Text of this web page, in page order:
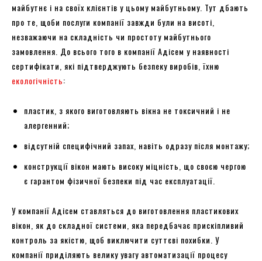
майбутнє і на своїх клієнтів у цьому майбутньому. Тут дбають
про те, щоби послуги компанії завжди були на висоті,
незважаючи на складність чи простоту майбутнього
замовлення. До всього того в компанії Адісем у наявності
сертифікати, які підтверджують безпеку виробів, їхню
екологічність:
пластик, з якого виготовляють вікна не токсичний і не
алергенний;
відсутній специфічний запах, навіть одразу після монтажу;
конструкції вікон мають високу міцність, що своєю чергою
є гарантом фізичної безпеки під час експлуатації.
У компанії Адісем ставляться до виготовлення пластикових
вікон, як до складної системи, яка передбачає прискіпливий
контроль за якістю, щоб виключити суттєві похибки. У
компанії приділяють велику увагу автоматизації процесу